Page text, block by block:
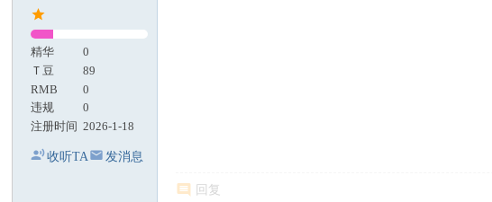
精华
0
Ｔ豆
89
RMB
0
违规
0
注册时间 2026-1-18
收听TA 发消息
回复